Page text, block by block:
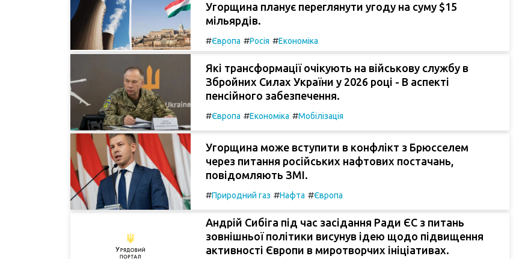
Угорщина планує переглянути угоду на суму $15
мільярдів.
#Європа #Росія #Економіка
Які трансформації очікують на військову службу в
Збройних Силах України у 2026 році - В аспекті
пенсійного забезпечення.
#Європа #Економіка #Мобілізація
Угорщина може вступити в конфлікт з Брюсселем
через питання російських нафтових постачань,
повідомляють ЗМІ.
#Природний газ #Нафта #Європа
Андрій Сибіга під час засідання Ради ЄС з питань
зовнішньої політики висунув ідею щодо підвищення
активності Європи в миротворчих ініціативах.